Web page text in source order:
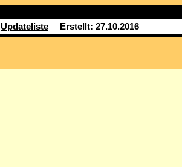
Updateliste | Erstellt: 27.10.2016